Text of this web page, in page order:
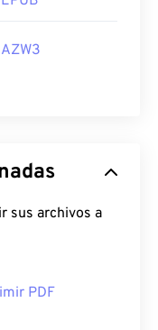
sus archivos a
PDF